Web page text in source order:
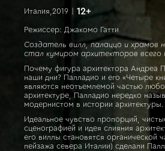
Италия 2019 12+
Режиссер: Джакомо Гатти
Создатель вилл, палаццо и храмов
стал кумиром архитекторов всего
Почему фигура архитектора Андреа
наши дни? Палладио и его «Четыре
являются неотъемлемой частью
архитектуре, Палладио нередко
модернистом в истории архитектуры.
Идеальное чувство пропорций,
сценографией и идея слияния
его виллы становятся органической
пейзажа севера Италии) сделали